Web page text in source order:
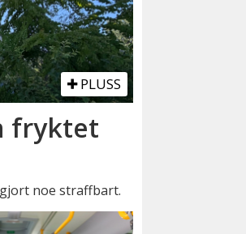
PLUSS
fryktet
noe straffbart.